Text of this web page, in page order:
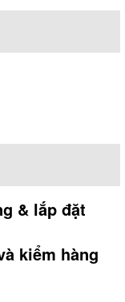
& lắp đặt
kiểm hàng